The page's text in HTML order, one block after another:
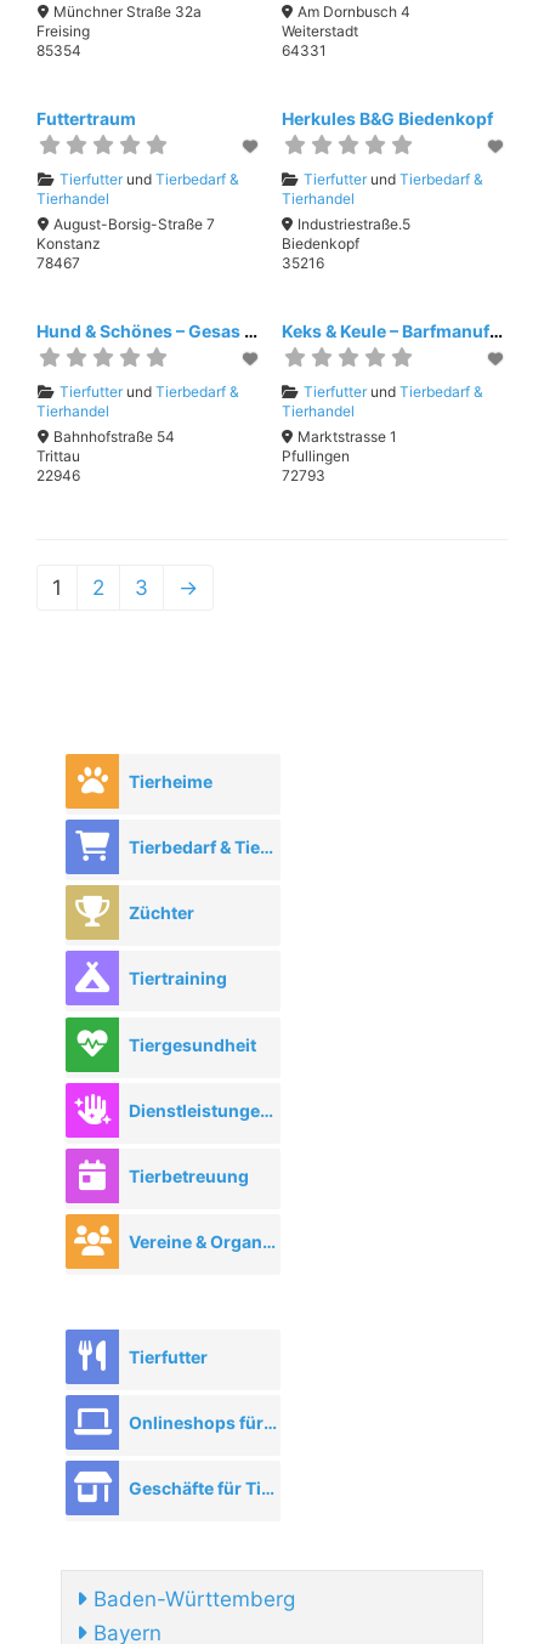
Münchner Straße 32a
Freising
85354
Am Dornbusch 4
Weiterstadt
64331
Futtertraum
Tierfutterund Tierbedarf &
Tierhandel
August-Borsig-Straße 7
Konstanz
78467
Herkules B&G Biedenkopf
Tierfutter undTierbedarf &
Tierhandel
Industriestraße.5
Biedenkopf
35216
Hund & Schönes – Gesas Hundeschule
Tierfutterund Tierbedarf &
Tierhandel
Bahnhofstraße 54
Trittau
22946
Keks & Keule – Barfmanufaktur
Tierfutter undTierbedarf &
Tierhandel
Marktstrasse 1
Pfullingen
72793
1 2 3 →
Tierheime
Tierbedarf & Tierhandel
Züchter
Tiertraining
Tiergesundheit
Dienstleistungen rund ums Tier
Tierbetreuung
Vereine & Organisationen
Tierfutter
Onlineshops für Tierbedarf
Geschäfte für Tierbedarf
Baden-Württemberg
Bayern